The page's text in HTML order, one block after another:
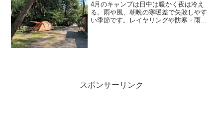
4月のキャンプは日中は暖かく夜は冷え
る。雨や風、朝晩の寒暖差で失敗しやす
い季節です。レイヤリングや防寒・雨対
スポンサーリンク